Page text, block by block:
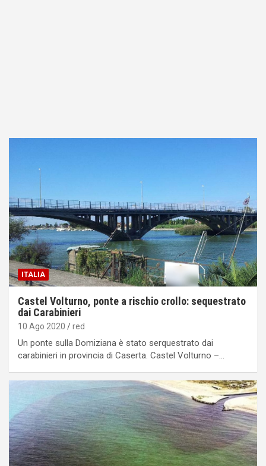
ITALIA
Castel Volturno, ponte a rischio crollo: sequestrato
dai Carabinieri
10 Ago 2020 red
Un ponte sulla Domiziana è stato serquestrato dai
carabinieri in provincia di Caserta. Castel Volturno –…